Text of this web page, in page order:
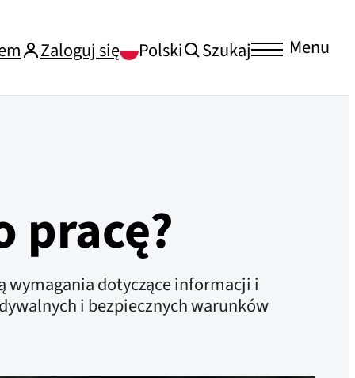
Zaloguj się Polski Szukaj Menu
pracę?
wymagania dotyczące informacji i
i bezpiecznych warunków